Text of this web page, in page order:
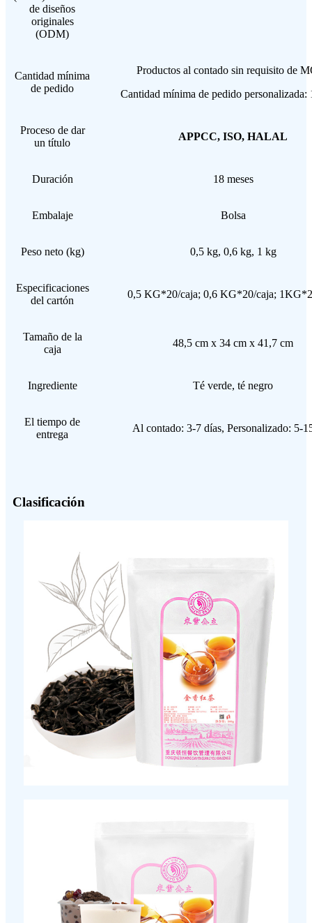
de diseños
originales
(ODM)
Cantidad mínima
de pedido
Productos al contado sin requisito de
Cantidad mínima de pedido personalizada:
Proceso de dar
un título
APPCC, ISO, HALAL
Duración 18 meses
Embalaje Bolsa
Peso neto (kg) 0,5 kg, 0,6 kg, 1 kg
Especificaciones
del cartón
0,5 KG*20/caja; 0,6 KG*20/caja;
Tamaño de la
caja
48,5 cm x 34 cm x 41,7 cm
Ingrediente Té verde, té negro
El tiempo de
entrega
Al contado: 3-7 días, Personalizado: 5-
Clasificación